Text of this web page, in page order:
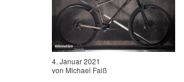
4. Januar 2021
von Michael Faiß